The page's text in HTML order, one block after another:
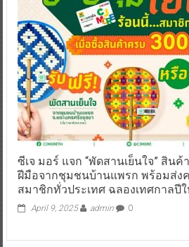
ซีเจ มอร์ แจก “พัดสานเย็นใจ” สิน
ฝีมือจากชุมชนบ้านแพรก พร้อมส่ง
สมาชิกทั่วประเทศ ฉลองเทศกาลปี
April 9, 2025 admin 0